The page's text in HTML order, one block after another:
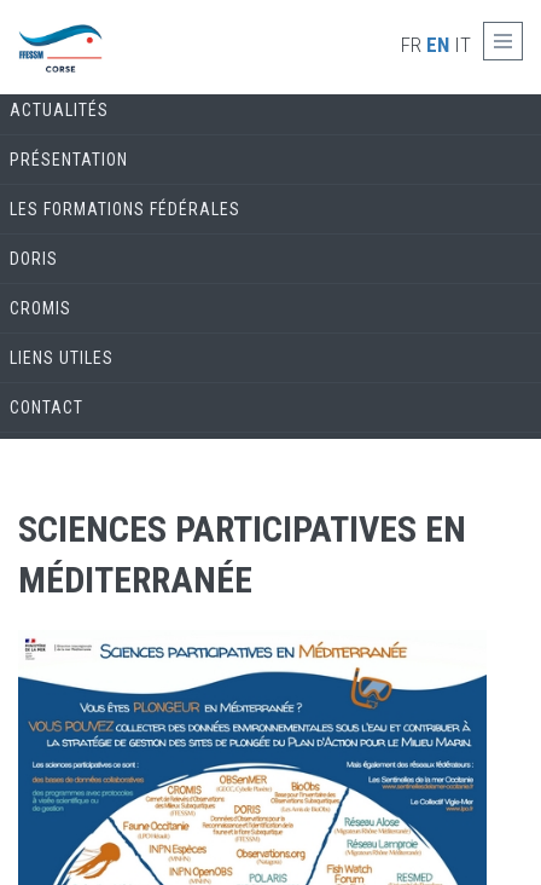
FR EN IT
COMMISSION ENVIRONNEMENT & BIOLOGIE
ACTUALITÉS
PRÉSENTATION
LES FORMATIONS FÉDÉRALES
DORIS
CROMIS
LIENS UTILES
CONTACT
SCIENCES PARTICIPATIVES EN
MÉDITERRANÉE